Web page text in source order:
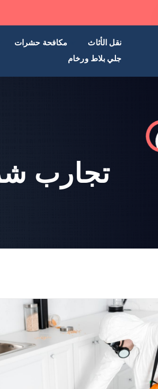
نقل الأثاث مكافحة حشرات
جلي بلاط ورخام
تجارب